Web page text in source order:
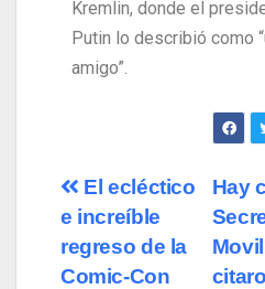
Kremlin, donde el
Putin lo describió como
amigo”.
Hay
El ecléctico
e increíble
regreso de la
Comic-Con